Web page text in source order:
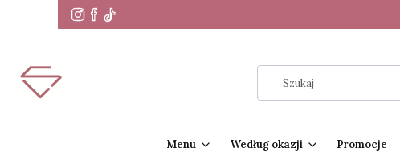
Menu Według okazji Promocje